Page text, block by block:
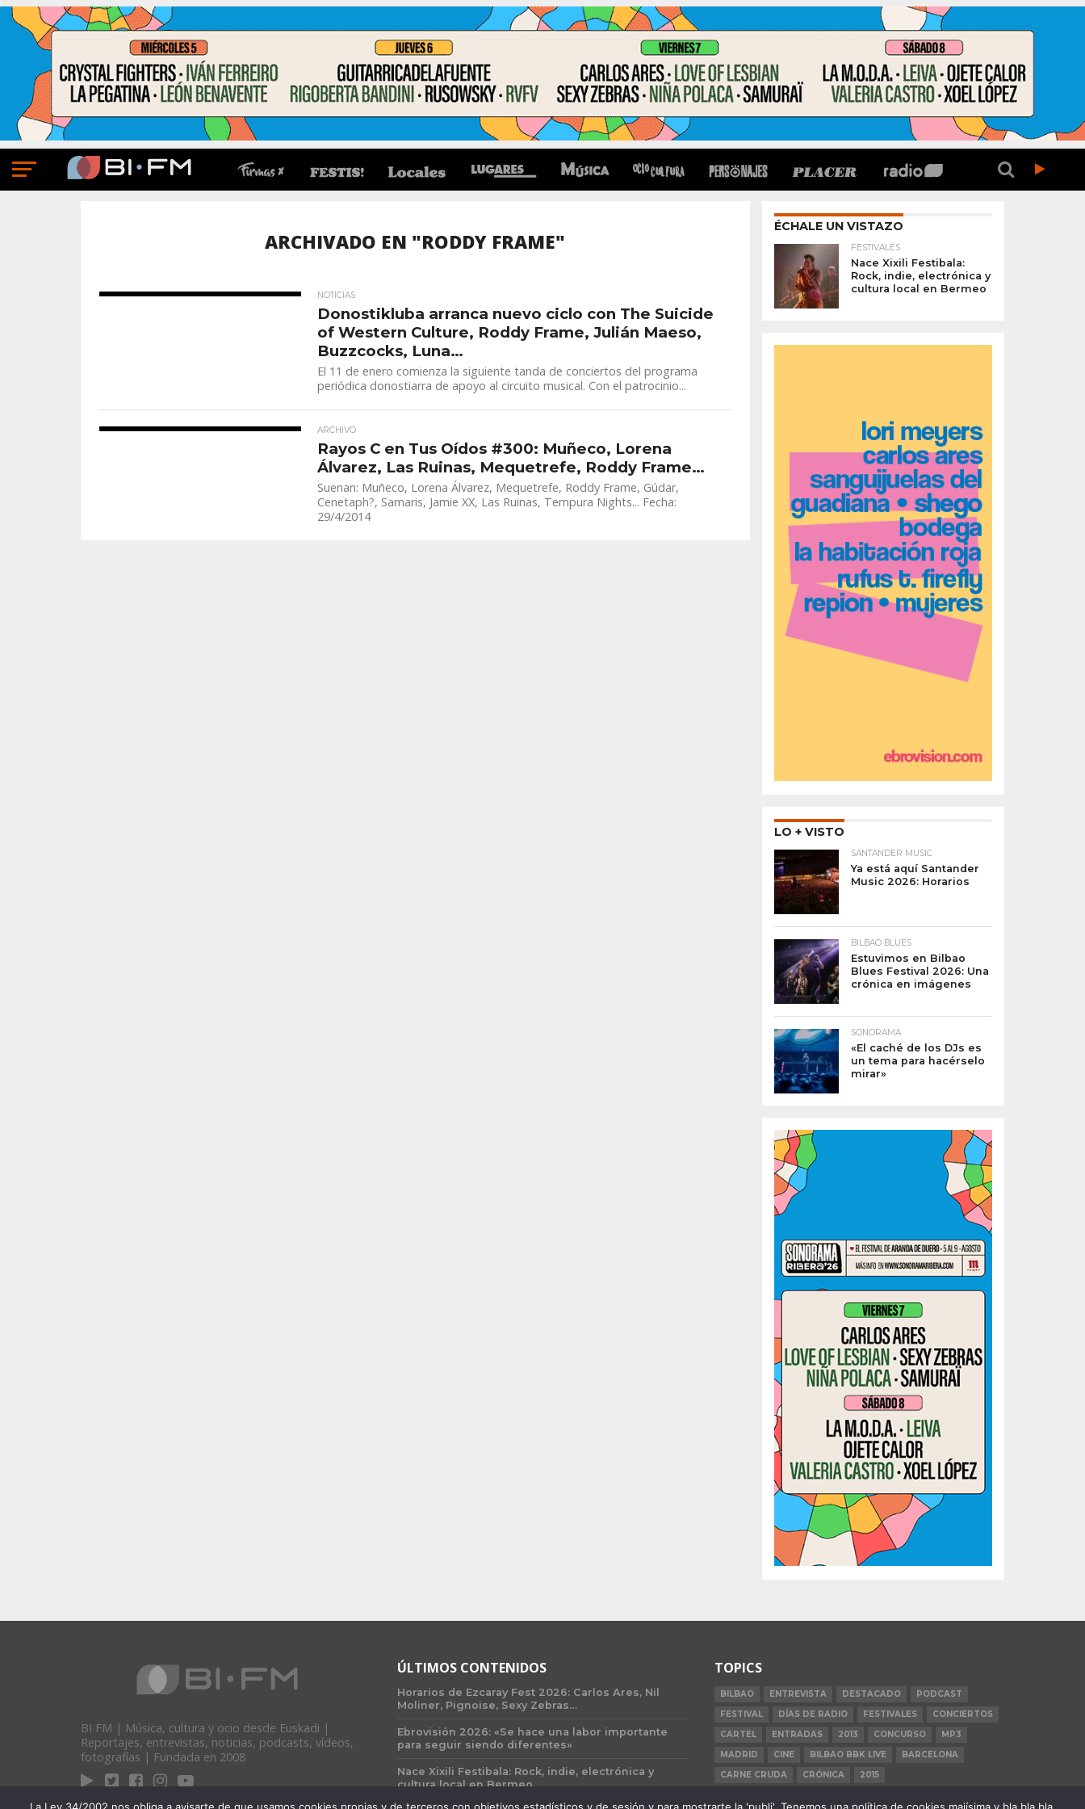
ARCHIVADO EN "RODDY FRAME"
NOTICIAS
Donostikluba arranca nuevo ciclo con The Suicide
of Western Culture, Roddy Frame, Julián Maeso,
Buzzcocks, Luna…
El 11 de enero comienza la siguiente tanda de conciertos del programa
periódica donostiarra de apoyo al circuito musical. Con el patrocinio...
ARCHIVO
Rayos C en Tus Oídos #300: Muñeco, Lorena
Álvarez, Las Ruinas, Mequetrefe, Roddy Frame…
Suenan: Muñeco, Lorena Álvarez, Mequetrefe, Roddy Frame, Gúdar,
Cenetaph?, Samaris, Jamie XX, Las Ruinas, Tempura Nights... Fecha:
29/4/2014
ÉCHALE UN VISTAZO
FESTIVALES
Nace Xixili Festibala:
Rock, indie, electrónica y
cultura local en Bermeo
LO + VISTO
SANTANDER MUSIC
Ya está aquí Santander
Music 2026: Horarios
BILBAO BLUES
Estuvimos en Bilbao
Blues Festival 2026: Una
crónica en imágenes
SONORAMA
«El caché de los DJs es
un tema para hacérselo
mirar»
BI FM | Música, cultura y ocio desde Euskadi |
Reportajes, entrevistas, noticias, podcasts, vídeos,
fotografías | Fundada en 2008
ÚLTIMOS CONTENIDOS
Horarios de Ezcaray Fest 2026: Carlos Ares, Nil
Moliner, Pignoise, Sexy Zebras…
Ebrovisión 2026: «Se hace una labor importante
para seguir siendo diferentes»
Nace Xixili Festibala: Rock, indie, electrónica y
cultura local en Bermeo
TOPICS
BILBAO ENTREVISTA DESTACADO
PODCAST
FESTIVAL
DÍAS DE RADIO FESTIVALES
CONCIERTOS
CARTEL
ENTRADAS 2013 CONCURSO
MP3
MADRID
CINE BILBAO BBK LIVE
BARCELONA
CARNE CRUDA
CRÓNICA 2015